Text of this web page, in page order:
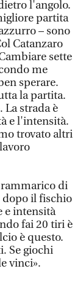
l'angolo.
partita
– sono
Catanzaro
sette
me
sperare.
la partita.
La strada è
e l'intensità.
trovato altri
rammarico di
dopo il fischio
e intensità
fai 20 tiri è
è questo.
Se giochi
vinci».